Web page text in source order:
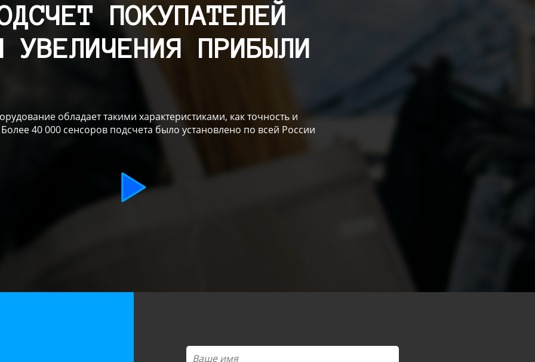
ПОКУПАТЕЛЕЙ
УВЕЛИЧЕНИЯ ПРИБЫЛИ
обладает такими характеристиками, как точность и
40 000 сенсоров подсчета было установлено по всей России